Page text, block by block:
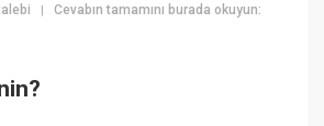
|Cevabın tamamını burada okuyun: